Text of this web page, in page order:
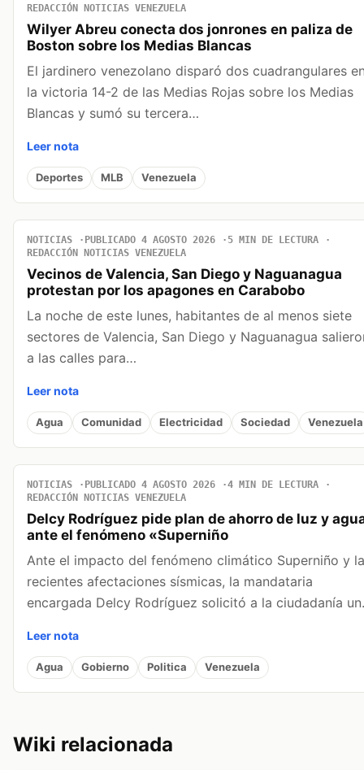
REDACCIÓN NOTICIAS VENEZUELA
Wilyer Abreu conecta dos jonrones en paliza de
Boston sobre los Medias Blancas
El jardinero venezolano disparó dos cuadrangulares
la victoria 14-2 de las Medias Rojas sobre los Medias
Blancas y sumó su tercera…
Leer nota
Deportes MLB Venezuela
NOTICIAS PUBLICADO 4 AGOSTO 2026
5 MIN DE LECTURA
REDACCIÓN NOTICIAS VENEZUELA
Vecinos de Valencia, San Diego y Naguanagua
protestan por los apagones en Carabobo
La noche de este lunes, habitantes de al menos siete
sectores de Valencia, San Diego y Naguanagua
a las calles para…
Leer nota
Agua Comunidad Electricidad Sociedad Venezuela
NOTICIAS PUBLICADO 4 AGOSTO 2026
4 MIN DE LECTURA
REDACCIÓN NOTICIAS VENEZUELA
Delcy Rodríguez pide plan de ahorro de luz y
ante el fenómeno «Superniño
Ante el impacto del fenómeno climático Superniño y
recientes afectaciones sísmicas, la mandataria
encargada Delcy Rodríguez solicitó a la ciudadanía
Leer nota
Agua Gobierno Politica Venezuela
Wiki relacionada